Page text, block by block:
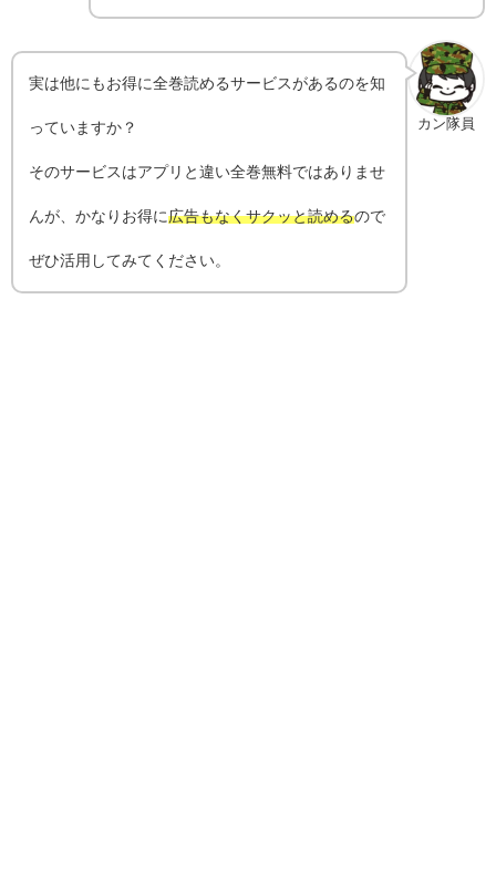
カン隊員
実は他にもお得に全巻読めるサービスがあるのを知
っていますか？
そのサービスはアプリと違い全巻無料ではありませ
んが、かなりお得に広告もなくサクッと読めるので
ぜひ活用してみてください。